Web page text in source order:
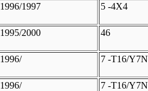
1996/1997 5 -4X4
1995/2000 46
1996/ 7 -T16/Y7N
1996/ 7 -T16/Y7N